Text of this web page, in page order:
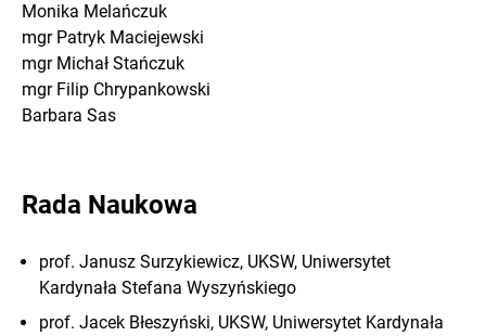
Monika Melańczuk
mgr Patryk Maciejewski
mgr Michał Stańczuk
mgr Filip Chrypankowski
Barbara Sas
Rada Naukowa
prof. Janusz Surzykiewicz, UKSW, Uniwersytet
Kardynała Stefana Wyszyńskiego
prof. Jacek Błeszyński, UKSW, Uniwersytet Kardynała